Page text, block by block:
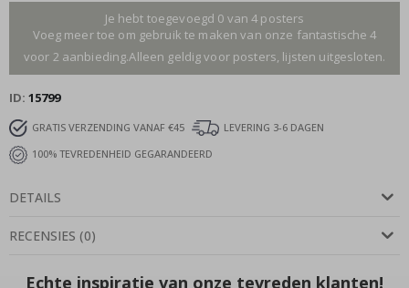
Je hebt toegevoegd 0 van 4 posters
Voeg meer toe om gebruik te maken van onze fantastische 4
voor 2 aanbieding.Alleen geldig voor posters, lijsten uitgesloten.
ID 15799
GRATIS VERZENDING VANAF €45
LEVERING 3-6 DAGEN
100% TEVREDENHEID GEGARANDEERD
DETAILS
RECENSIES (0)
Echte inspiratie van onze tevreden klanten!